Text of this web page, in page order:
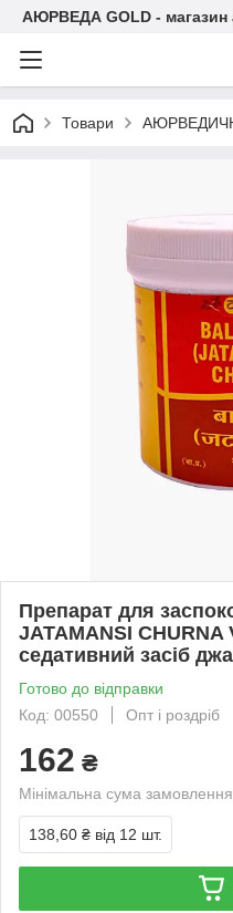
АЮРВЕДА GOLD - магазин
Товари
Препарат для
JATAMANSI CHURNA
седативний засіб
Готово до відправки
Код: 00550
Опт і роздріб
162 ₴
Мінімальна сума
138,60 ₴ від 12 шт.